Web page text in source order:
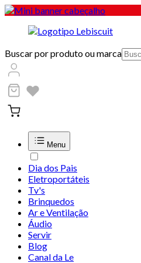
Buscar por produto ou marca
Menu
Dia dos Pais
Eletroportáteis
Tv's
Brinquedos
Ar e Ventilação
Áudio
Servir
Blog
Canal da Le